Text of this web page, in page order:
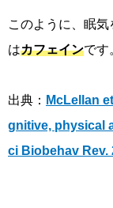
このように、眠
はカフェインです
出典： McLellan
gnitive, physical
ci Biobehav Rev.